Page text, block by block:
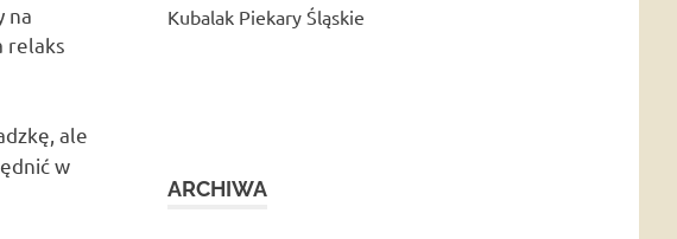
na
relaks
ale
w
Kubalak Piekary Śląskie
ARCHIWA